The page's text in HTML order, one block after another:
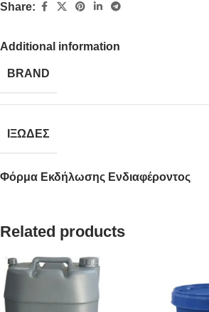
Share:
Additional information
BRAND
ΙΞΩΔΕΣ
Φόρμα Εκδήλωσης Ενδιαφέροντος
Related products